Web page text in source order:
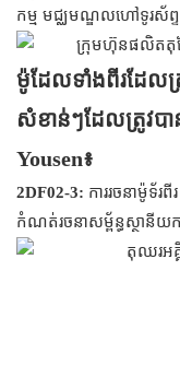
កម្ម មជ្ឈមណ្ឌលហៅទូរស័ព្
ម៉ូដែលទាំងពីរដែល
សំខាន់ៗដែលត្រូវបា
Yousen៖
2DF02-3: ការរចនាម៉ូទ័រ
កំណត់រចនាសម្ព័ន្ធស្ថានីយក